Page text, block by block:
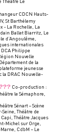
CDCN Hauts-
St Barthélemy
- La Rochelle, La
Ballet Biarritz, Le
d’Angoulême,
internationales
DCA Philippe
Nouvelle
de la
jeunesse
la DRAC Nouvelle-
Co-production :
le Sémaphore,
Sénart – Scène
Théâtre de
Théâtre Jacques
Michel sur Orge,
CdbM – Le